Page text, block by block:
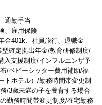
通勤手当
、雇用保険
金401k、社員旅行、退職金
確定拠出年金/教育研修制度/
入支援制度/インフルエンザ予
/ベビーシッター費用補助/福
トホテル）/勤務時間帯変更制
/3歳未満の子を養育する場合
勤務時間帯変更制度/在宅勤務